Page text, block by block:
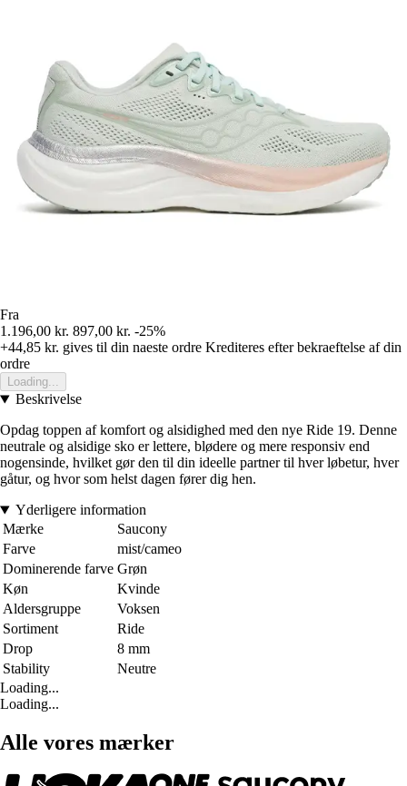
Fra
1.196,00 kr. 897,00 kr. -25%
+44,85 kr. gives til din naeste ordre Krediteres efter bekraeftelse af din
ordre
Loading...
Beskrivelse
Opdag toppen af komfort og alsidighed med den nye Ride 19. Denne
neutrale og alsidige sko er lettere, blødere og mere responsiv end
nogensinde, hvilket gør den til din ideelle partner til hver løbetur, hver
gåtur, og hvor som helst dagen fører dig hen.
Yderligere information
Mærke
Saucony
Farve
mist/cameo
Dominerende farve Grøn
Køn
Kvinde
Aldersgruppe
Voksen
Sortiment
Ride
Drop
8 mm
Stability
Neutre
Loading...
Loading...
Alle vores mærker